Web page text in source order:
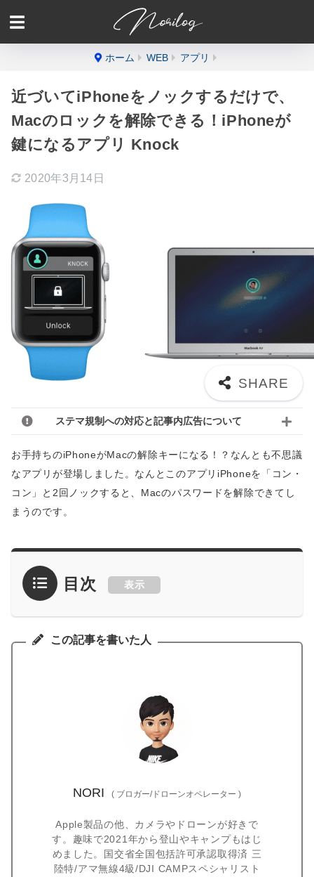
ホーム WEB アプリ
近づいてiPhoneをノックするだけで、
Macのロックを解除できる！iPhoneが
鍵になるアプリ Knock
2020年3月14日
ステマ規制への対応と記事内広告について
お手持ちのiPhoneがMacの解除キーになる！？なんとも不思議
なアプリが登場しました。なんとこのアプリiPhoneを「コン・
コン」と2回ノックすると、Macのパスワードを解除できてし
まうのです。
目次 表示
この記事を書いた人
NORI ( ブロガー/ドローンオペレーター )
Apple製品の他、カメラやドローンが好きで
す。趣味で2021年から登山やキャンプもはじ
めました。国交省全国包括許可承認取得済 三
陸特/アマ無線4級/DJI CAMPスペシャリスト